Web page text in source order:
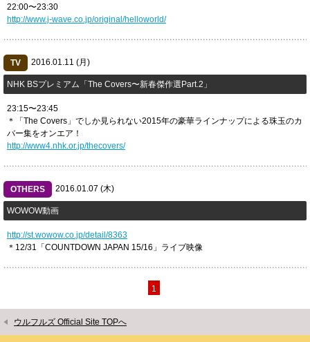
22:00〜23:30
http://www.j-wave.co.jp/original/helloworld/
TV 2016.01.11 (月)
NHK BSプレミアム「The Covers〜新春傑作選Part.2」
23:15〜23:45
＊「The Covers」でしか見られない2015年の豪華ラインナップによる珠玉のカ
バー集をオンエア！
http://www4.nhk.or.jp/thecovers/
OTHERS 2016.01.07 (木)
WOWOW動画
http://st.wowow.co.jp/detail/8363
＊12/31「COUNTDOWN JAPAN 15/16」ライブ映像
1
ウルフルズ Official Site TOPへ